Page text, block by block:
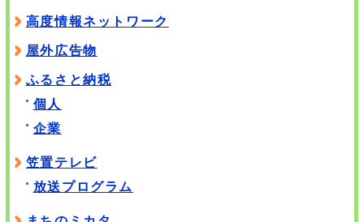
高度情報ネットワーク
屋外広告物
ふるさと納税
個人
企業
笠置テレビ
放送プログラム